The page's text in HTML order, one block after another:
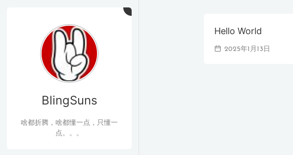
BlingSuns
啥都折腾，啥都懂一点，只懂一
点。。。
Hello World
2025年1月13日